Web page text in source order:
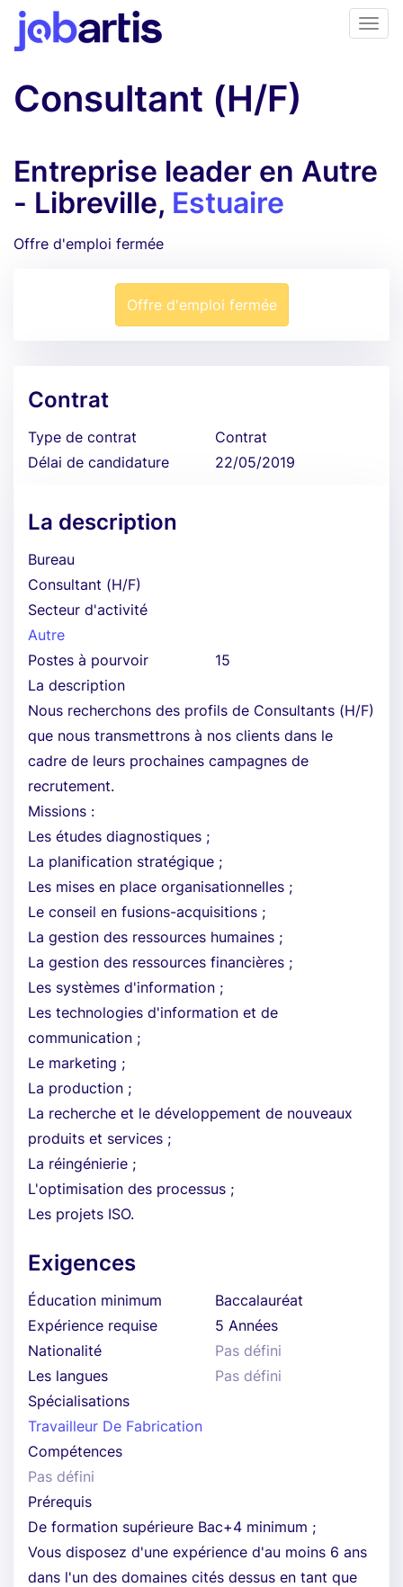
Consultant (H/F)
Entreprise leader en Autre
- Libreville, Estuaire
Offre d'emploi fermée
Offre d'emploi fermée
Contrat
Type de contrat
Contrat
Délai de candidature
22/05/2019
La description
Bureau
Consultant (H/F)
Secteur d'activité
Autre
Postes à pourvoir
15
La description
Nous recherchons des profils de Consultants (H/F)
que nous transmettrons à nos clients dans le
cadre de leurs prochaines campagnes de
recrutement.
Missions :
Les études diagnostiques ;
La planification stratégique ;
Les mises en place organisationnelles ;
Le conseil en fusions-acquisitions ;
La gestion des ressources humaines ;
La gestion des ressources financières ;
Les systèmes d'information ;
Les technologies d'information et de
communication ;
Le marketing ;
La production ;
La recherche et le développement de nouveaux
produits et services ;
La réingénierie ;
L'optimisation des processus ;
Les projets ISO.
Exigences
Éducation minimum
Baccalauréat
Expérience requise
5 Années
Nationalité
Pas défini
Les langues
Pas défini
Spécialisations
Travailleur De Fabrication
Compétences
Pas défini
Prérequis
De formation supérieure Bac+4 minimum ;
Vous disposez d'une expérience d'au moins 6 ans
dans l'un des domaines cités dessus en tant que